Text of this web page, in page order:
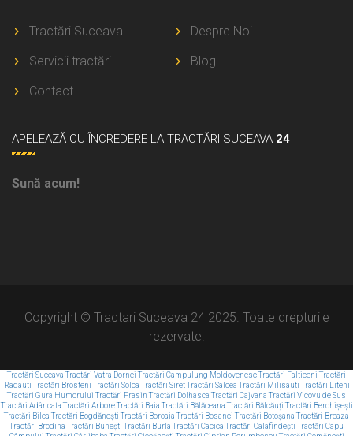
Tractări Suceava
Despre Noi
Servicii tractări
Blog
Contact
APELEAZĂ CU ÎNCREDERE LA TRACTĂRI SUCEAVA 24
Sună acum!
Copyright © Tractari Suceava 24 2025. Toate drepturile
rezervate.
Tractări Suceava Tractări Vatra Dornei Tractări Campulung MoldovenescTractări Falticeni Tractări
Radauti Tractări Brosteni Tractări Solca Tractări SiretTractări Salcea Tractări Milisauti Tractări Liteni
Tractări Gura Humorului Tractări Frasin Tractări Dolhasca Tractări Cajvana Tractări Vicovu de Sus
Tractări Adâncata Tractări ArboreTractări Baia Tractări Bălăceana Tractări Bălcăuți Tractări Berchișești
Tractări Bilca Tractări Bogdănești Tractări Boroaia Tractări Bosanci Tractări Botoșana Tractări Breaza
Tractări Brodina Tractări Bunești Tractări Burla Tractări Cacica Tractări Calafindești Tractări Capu